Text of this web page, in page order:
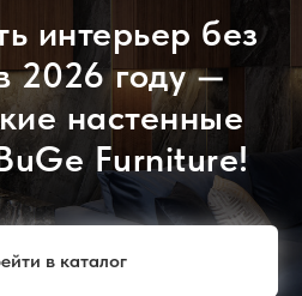
интерьер без
2026 году —
настенные
Furniture!
в каталог